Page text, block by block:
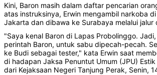
Kini, Baron masih dalam daftar pencarian
atas instruksinya, Erwin mengambil narkoba
Jakarta dan dibawa ke Surabaya melalui jalur
"Saya kenal Baron di Lapas Probolinggo.
perintah Baron, untuk sabu dipecah-pecah.
ke Budi sebagai tester," kata Erwin saat
di hadapan Jaksa Penuntut Umum (JPU)
dari Kejaksaan Negeri Tanjung Perak, Senin,